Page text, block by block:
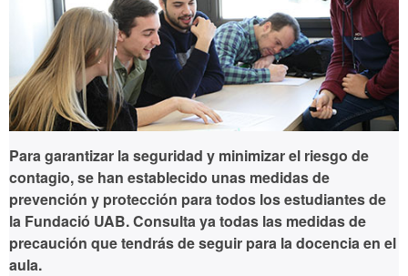
Para garantizar la seguridad y minimizar el riesgo de
contagio, se han establecido unas medidas de
prevención y protección para todos los estudiantes de
la Fundació UAB. Consulta ya todas las medidas de
precaución que tendrás de seguir para la docencia en el
aula.